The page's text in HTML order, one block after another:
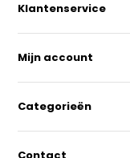
Klantenservice
Mijn account
Categorieën